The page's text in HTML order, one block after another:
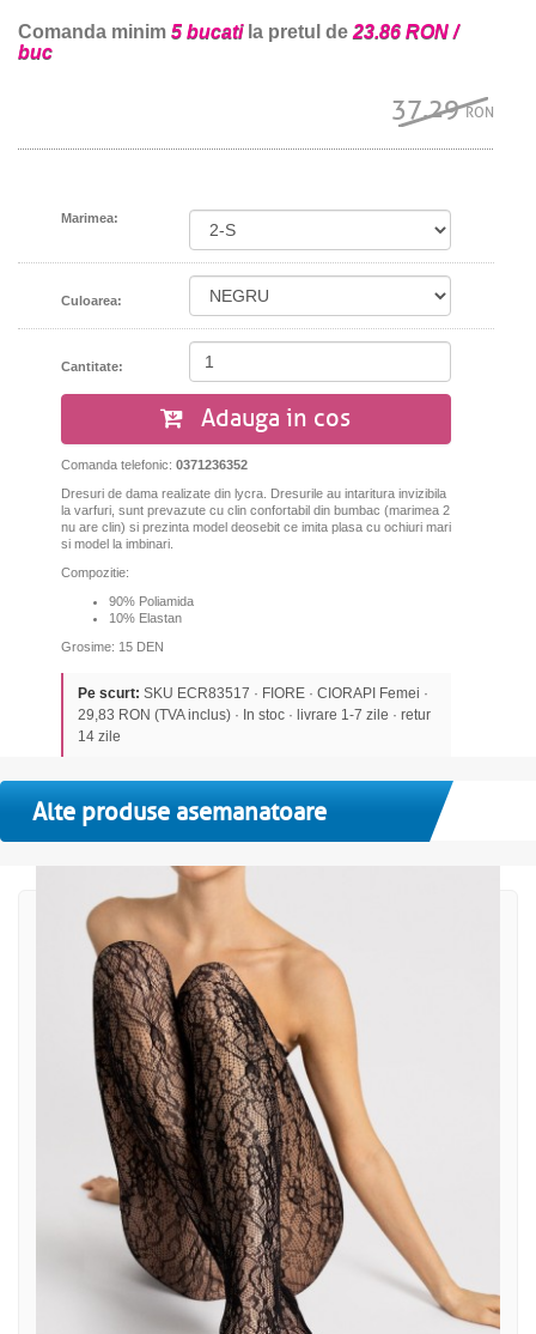
Comanda minim 5 bucatila pretul de23.86 RON /
buc
37.29RON
Marimea:
Culoarea:
Cantitate:
Adauga in cos
Comanda telefonic: 0371236352
Dresuri de dama realizate din lycra. Dresurile au intaritura invizibila
la varfuri, sunt prevazute cu clin confortabil din bumbac (marimea 2
nu are clin) si prezinta model deosebit ce imita plasa cu ochiuri mari
si model la imbinari.
Compozitie:
90% Poliamida
10% Elastan
Grosime: 15 DEN
Pe scurt: SKU ECR83517 · FIORE · CIORAPI Femei ·
29,83 RON (TVA inclus) · In stoc · livrare 1-7 zile · retur
14 zile
Alte produse asemanatoare